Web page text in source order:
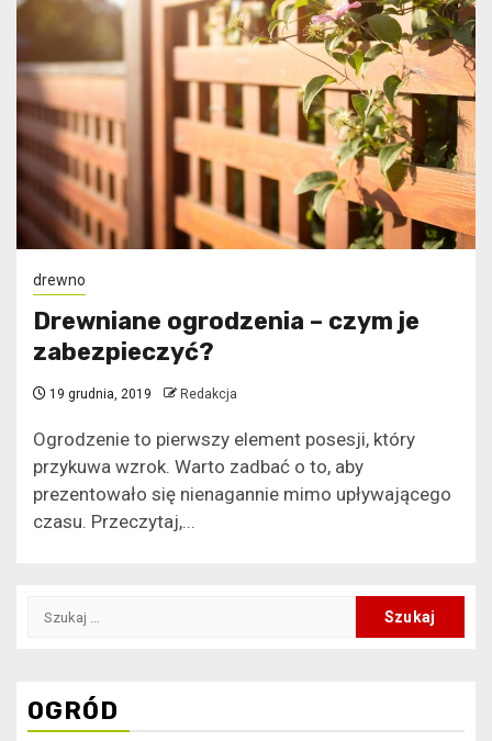
drewno
Drewniane ogrodzenia – czym je
zabezpieczyć?
19 grudnia, 2019 Redakcja
Ogrodzenie to pierwszy element posesji, który
przykuwa wzrok. Warto zadbać o to, aby
prezentowało się nienagannie mimo upływającego
czasu. Przeczytaj,...
Szukaj:
OGRÓD